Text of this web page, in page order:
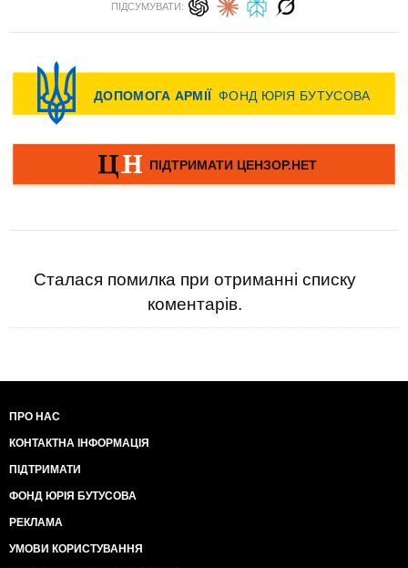
ПІДСУМУВАТИ:
Сталася помилка при отриманні списку
коментарів.
ПРО НАС
КОНТАКТНА ІНФОРМАЦІЯ
ПІДТРИМАТИ
ФОНД ЮРІЯ БУТУСОВА
РЕКЛАМА
УМОВИ КОРИСТУВАННЯ